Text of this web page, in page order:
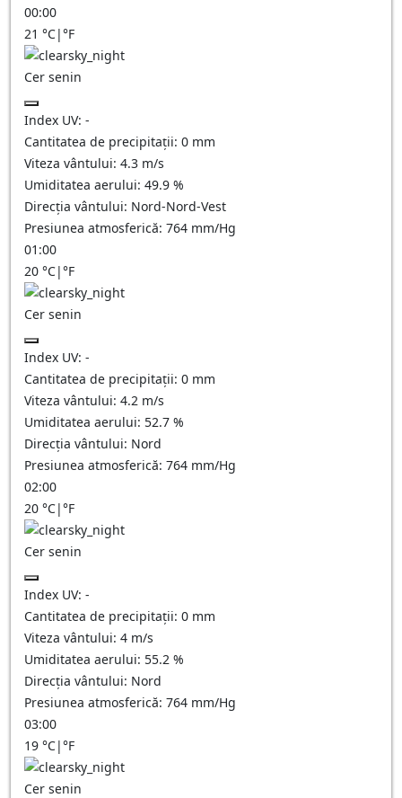
00:00
21 °C|°F
Cer senin
Index UV: -
Cantitatea de precipitații: 0 mm
Viteza vântului: 4.3 m/s
Umiditatea aerului: 49.9 %
Direcția vântului: Nord-Nord-Vest
Presiunea atmosferică: 764 mm/Hg
01:00
20 °C|°F
Cer senin
Index UV: -
Cantitatea de precipitații: 0 mm
Viteza vântului: 4.2 m/s
Umiditatea aerului: 52.7 %
Direcția vântului: Nord
Presiunea atmosferică: 764 mm/Hg
02:00
20 °C|°F
Cer senin
Index UV: -
Cantitatea de precipitații: 0 mm
Viteza vântului: 4 m/s
Umiditatea aerului: 55.2 %
Direcția vântului: Nord
Presiunea atmosferică: 764 mm/Hg
03:00
19 °C|°F
Cer senin